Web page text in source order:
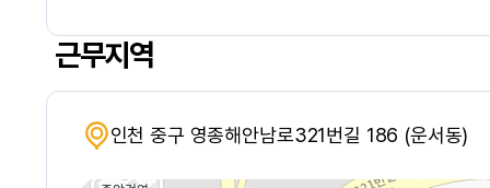
근무지역
인천 중구 영종해안남로321번길 186 (운서동)